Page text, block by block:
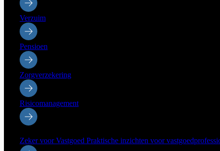
Verzuim
Pensioen
Zorgverzekering
Risicomanagement
Zeker voor Vastgoed Praktische inzichten voor